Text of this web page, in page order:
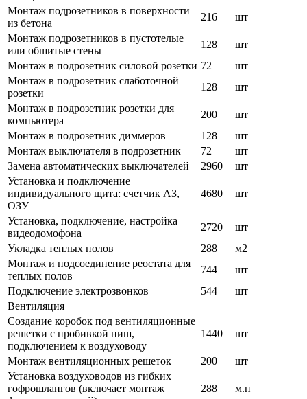
Монтаж подрозетников в поверхности
из бетона
216
шт
Монтаж подрозетников в пустотелые
или обшитые стены
128
шт
Монтаж в подрозетник силовой розетки 72
шт
Монтаж в подрозетник слаботочной
розетки
128
шт
Монтаж в подрозетник розетки для
компьютера
200
шт
Монтаж в подрозетник диммеров
128
шт
Монтаж выключателя в подрозетник
72
шт
Замена автоматических выключателей
2960
шт
Установка и подключение
индивидуального щита: счетчик АЗ,
ОЗУ
4680 шт
Установка, подключение, настройка
видеодомофона
2720
шт
Укладка теплых полов
288
м2
Монтаж и подсоединение реостата для
теплых полов
744
шт
Подключение электрозвонков
544
шт
Вентиляция
Создание коробок под вентиляционные
решетки с пробивкой ниш,
подключением к воздуховоду
1440 шт
Монтаж вентиляционных решеток 200
шт
Установка воздуховодов из гибких
гофрошлангов (включает монтаж
288 м.п